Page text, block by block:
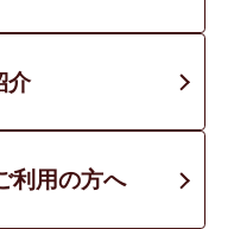
介
利用の方へ